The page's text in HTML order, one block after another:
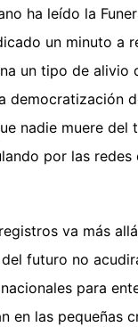
ha leído la
un minuto a
un tipo de alivio
democratización
nadie muere del
por las redes
va más
futuro no
para
en las pequeñas